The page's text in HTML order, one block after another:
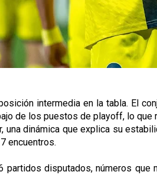
intermedia en la tabla. El
de los puestos de playoff, lo
dinámica que explica su
encuentros.
disputados, números